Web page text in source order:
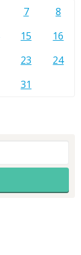
7
8
15
16
23
24
31